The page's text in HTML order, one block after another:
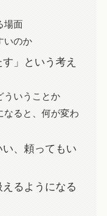
場面
いのか
」という考え
ういうことか
なると、何が変わ
、頼ってもい
るようになる